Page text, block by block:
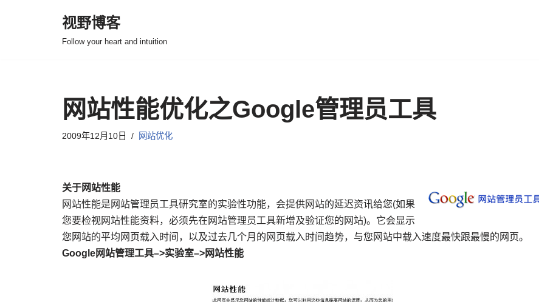
视野博客
Follow your heart and intuition
网站性能优化之Google管理员工具
2009年12月10日 网站优化
关于网站性能
网站性能是网站管理员工具研究室的实验性功能，会提供网站的延迟资讯给您(如果
您要检视网站性能资料，必须先在网站管理员工具新增及验证您的网站)。它会显示
您网站的平均网页载入时间，以及过去几个月的网页载入时间趋势，与您网站中载入速度最快跟最慢的网页。
Google网站管理工具–>实验室–>网站性能